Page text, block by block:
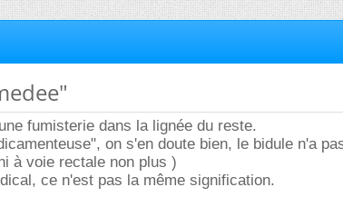
fumisterie dans la lignée du reste.
on s'en doute bien, le bidule n'a
à voie rectale non plus )
ce n'est pas la même signification.